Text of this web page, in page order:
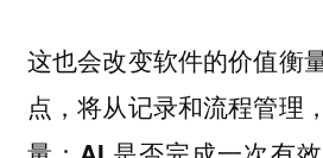
这也会改变软件的价值衡
点，将从记录和流程管理